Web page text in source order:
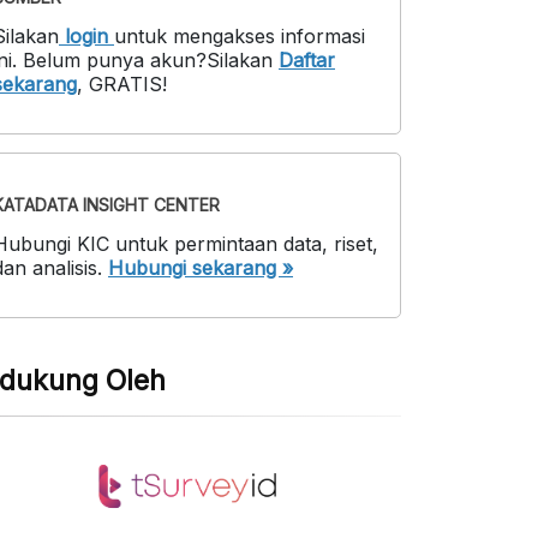
login untuk mengakses informasi
. Belum punya akun?Silakan Daftar
, GRATIS!
INSIGHT CENTER
KIC untuk permintaan data, riset,
analisis. Hubungi sekarang »
Oleh